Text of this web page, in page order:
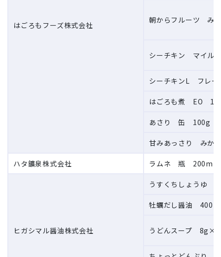
はごろもフーズ株式会社
朝からフルーツ
シーチキン マイ
シーチキンL フレ
はごろも煮 EO
あさり 缶 100g
甘みあっさり み
ハタ鑛泉株式会社 ラムネ 瓶 200ml
ヒガシマル醤油株式会社
うすくちしょうゆ
牡蠣だし醤油
うどんスープ 8g×8